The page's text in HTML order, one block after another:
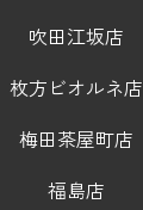
吹田江坂店
枚方ビオルネ店
梅田茶屋町店
福島店